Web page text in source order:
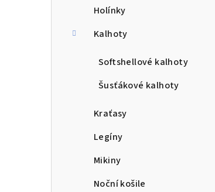
Holínky
Kalhoty
Softshellové kalhoty
Šusťákové kalhoty
Kraťasy
Legíny
Mikiny
Noční košile